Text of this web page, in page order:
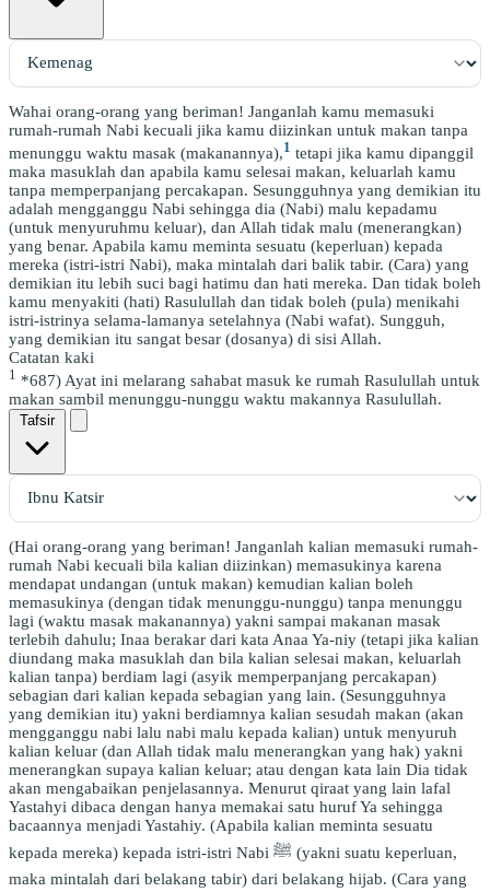
Wahai orang-orang yang beriman! Janganlah kamu memasuki
rumah-rumah Nabi kecuali jika kamu diizinkan untuk makan tanpa
menunggu waktu masak (makanannya),1 tetapi jika kamu dipanggil
maka masuklah dan apabila kamu selesai makan, keluarlah kamu
tanpa memperpanjang percakapan. Sesungguhnya yang demikian itu
adalah mengganggu Nabi sehingga dia (Nabi) malu kepadamu
(untuk menyuruhmu keluar), dan Allah tidak malu (menerangkan)
yang benar. Apabila kamu meminta sesuatu (keperluan) kepada
mereka (istri-istri Nabi), maka mintalah dari balik tabir. (Cara) yang
demikian itu lebih suci bagi hatimu dan hati mereka. Dan tidak boleh
kamu menyakiti (hati) Rasulullah dan tidak boleh (pula) menikahi
istri-istrinya selama-lamanya setelahnya (Nabi wafat). Sungguh,
yang demikian itu sangat besar (dosanya) di sisi Allah.
Catatan kaki
1 *687) Ayat ini melarang sahabat masuk ke rumah Rasulullah untuk
makan sambil menunggu-nunggu waktu makannya Rasulullah.
Tafsir
(Hai orang-orang yang beriman! Janganlah kalian memasuki rumah-
rumah Nabi kecuali bila kalian diizinkan) memasukinya karena
mendapat undangan (untuk makan) kemudian kalian boleh
memasukinya (dengan tidak menunggu-nunggu) tanpa menunggu
lagi (waktu masak makanannya) yakni sampai makanan masak
terlebih dahulu; Inaa berakar dari kata Anaa Ya-niy (tetapi jika kalian
diundang maka masuklah dan bila kalian selesai makan, keluarlah
kalian tanpa) berdiam lagi (asyik memperpanjang percakapan)
sebagian dari kalian kepada sebagian yang lain. (Sesungguhnya
yang demikian itu) yakni berdiamnya kalian sesudah makan (akan
mengganggu nabi lalu nabi malu kepada kalian) untuk menyuruh
kalian keluar (dan Allah tidak malu menerangkan yang hak) yakni
menerangkan supaya kalian keluar; atau dengan kata lain Dia tidak
akan mengabaikan penjelasannya. Menurut qiraat yang lain lafal
Yastahyi dibaca dengan hanya memakai satu huruf Ya sehingga
bacaannya menjadi Yastahiy. (Apabila kalian meminta sesuatu
kepada mereka) kepada istri-istri Nabi ﷺ (yakni suatu keperluan,
maka mintalah dari belakang tabir) dari belakang hijab. (Cara yang